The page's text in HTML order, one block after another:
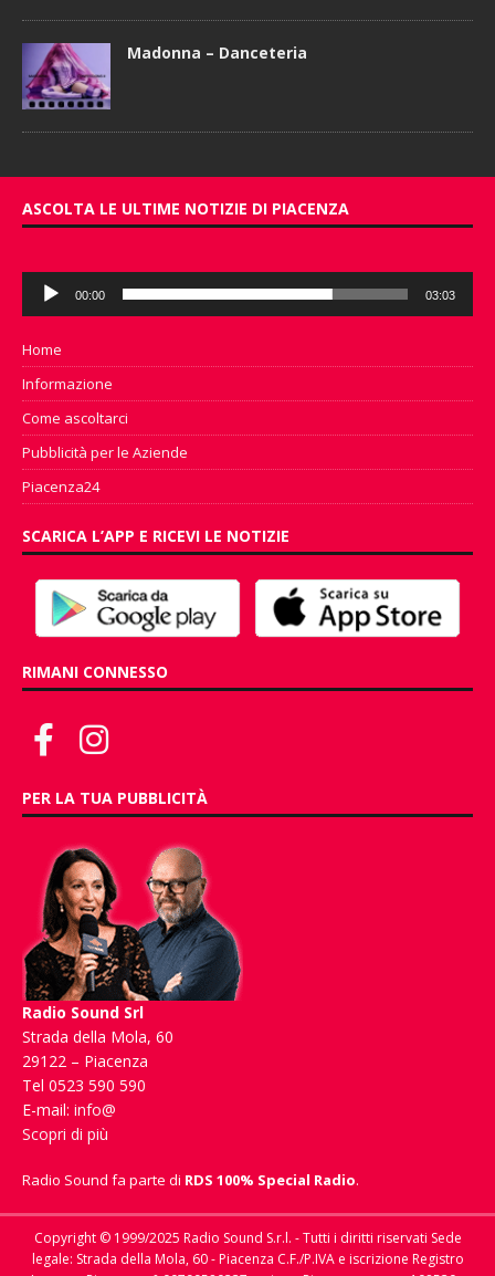
Madonna – Danceteria
ASCOLTA LE ULTIME NOTIZIE DI PIACENZA
Audio
Player
00:00 03:03
Home
Informazione
Come ascoltarci
Pubblicità per le Aziende
Piacenza24
SCARICA L’APP E RICEVI LE NOTIZIE
RIMANI CONNESSO
PER LA TUA PUBBLICITÀ
Radio Sound Srl
Strada della Mola, 60
29122 – Piacenza
Tel 0523 590 590
E-mail: info@
Scopri di più
Radio Sound fa parte di RDS 100% Special Radio.
Copyright © 1999/2025 Radio Sound S.r.l. - Tutti i diritti riservati Sede
legale: Strada della Mola, 60 - Piacenza C.F./P.IVA e iscrizione Registro